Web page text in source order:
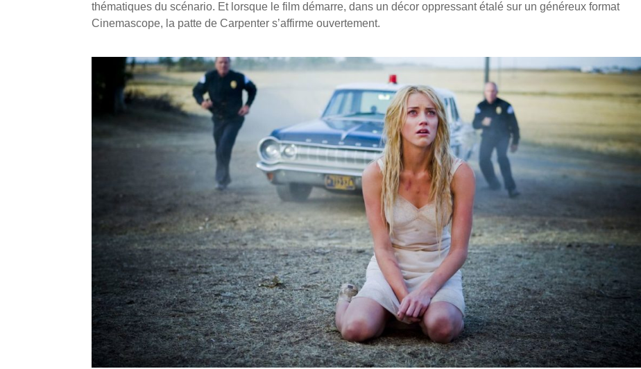
thématiques du scénario. Et lorsque le film démarre, dans un décor oppressant étalé sur un généreux format
Cinemascope, la patte de Carpenter s’affirme ouvertement.